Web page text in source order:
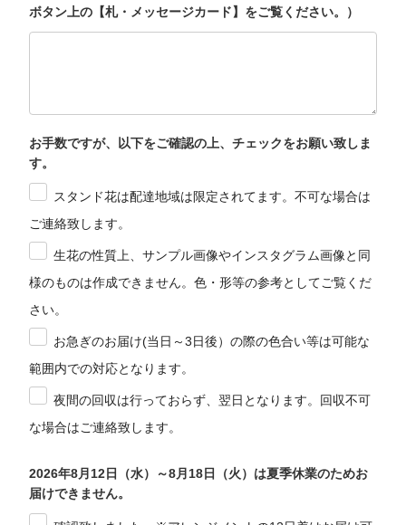
ボタン上の【札・メッセージカード】をご覧ください。）
お手数ですが、以下をご確認の上、チェックをお願い致しま
す。
スタンド花は配達地域は限定されてます。不可な場合は
ご連絡致します。
生花の性質上、サンプル画像やインスタグラム画像と同
様のものは作成できません。色・形等の参考としてご覧くだ
さい。
お急ぎのお届け(当日～3日後）の際の色合い等は可能な
範囲内での対応となります。
夜間の回収は行っておらず、翌日となります。回収不可
な場合はご連絡致します。
2026年8月12日（水）～8月18日（火）は夏季休業のためお
届けできません。